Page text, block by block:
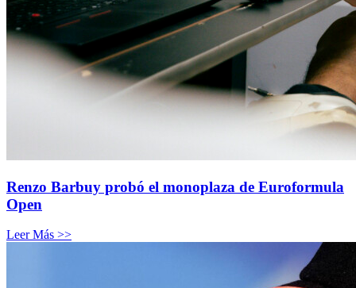
Renzo Barbuy probó el monoplaza de Euroformula
Open
Leer Más >>